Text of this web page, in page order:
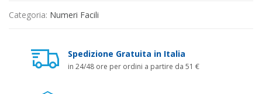
Categoria: Numeri Facili
Spedizione Gratuita in Italia
in 24/48 ore per ordini a partire da 51 €